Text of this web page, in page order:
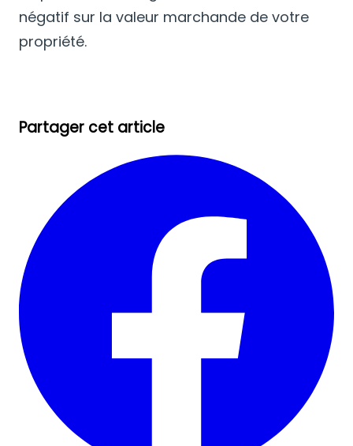
négatif sur la valeur marchande de votre
propriété.
Partager cet article